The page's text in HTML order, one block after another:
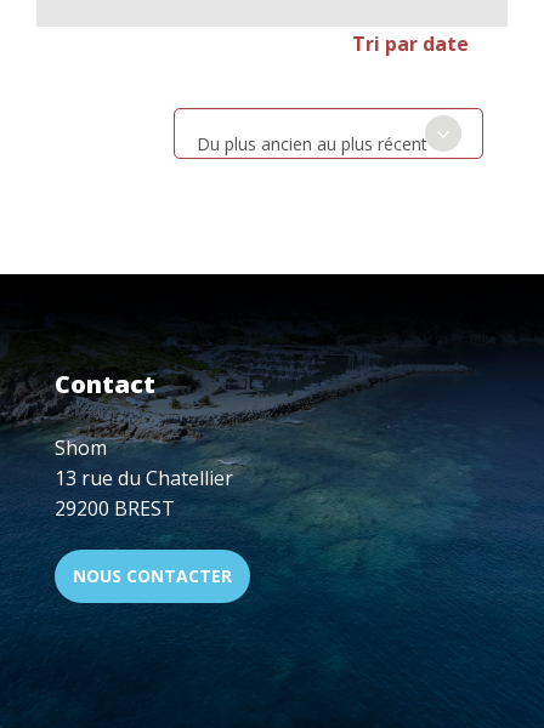
Tri par date
Du plus ancien au plus récent
Contact
Shom
13 rue du Chatellier
29200 BREST
NOUS CONTACTER